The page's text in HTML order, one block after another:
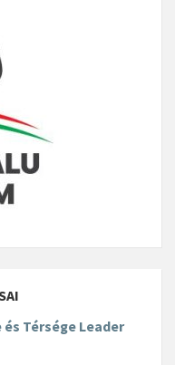
Térsége Leader